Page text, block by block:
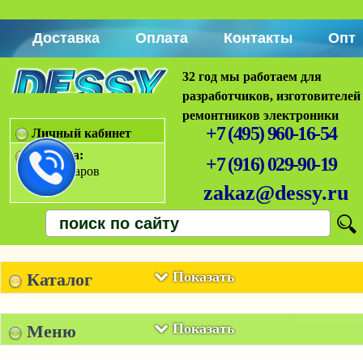
Доставка Оплата Контакты Опт
32 год мы работаем для
разработчиков,
ремонтников электроники
+7 (495) 960-16-54
+7 (916) 029-90-19
zakaz@dessy.ru
Личный кабинет
Корзина:
Нет товаров
Показать
Каталог
Показать
Меню